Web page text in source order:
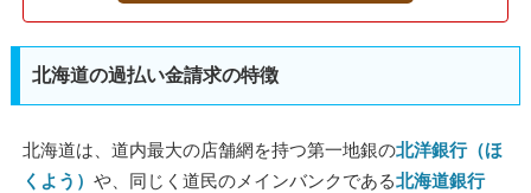
北海道の過払い金請求の特徴
北海道は、道内最大の店舗網を持つ第一地銀の北洋銀行（ほ
くよう） や、同じく道民のメインバンクである北海道銀行